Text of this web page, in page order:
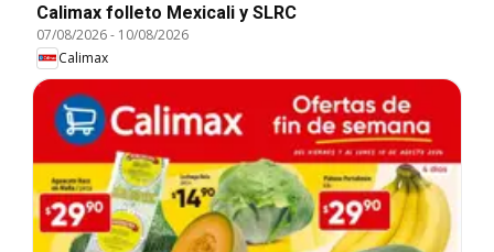
Calimax folleto Mexicali y SLRC
07/08/2026- 10/08/2026
Calimax